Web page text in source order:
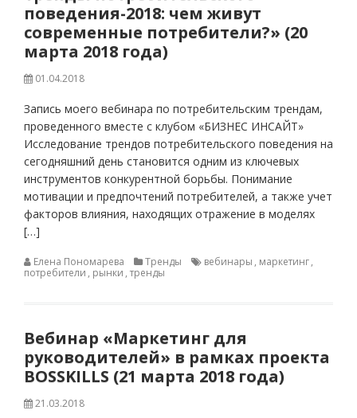
поведения-2018: чем живут
современные потребители?» (20
марта 2018 года)
01.04.2018
Запись моего вебинара по потребительским трендам,
проведенного вместе с клубом «БИЗНЕС ИНСАЙТ»
Исследование трендов потребительского поведения на
сегодняшний день становится одним из ключевых
инструментов конкурентной борьбы. Понимание
мотивации и предпочтений потребителей, а также учет
факторов влияния, находящих отражение в моделях
[…]
Елена Пономарева Тренды вебинары , маркетинг,
потребители , рынки , тренды
Вебинар «Маркетинг для
руководителей» в рамках проекта
BOSSKILLS (21 марта 2018 года)
21.03.2018